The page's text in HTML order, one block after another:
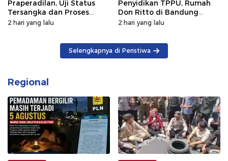
Praperadilan, Uji Status
Tersangka dan Proses
Penyidikan
2 hari yang lalu
Penyidikan TPPU, Rumah
Don Ritto di Bandung
Digeledah
2 hari yang lalu
Selengkapnya di Peristiwa
Regional